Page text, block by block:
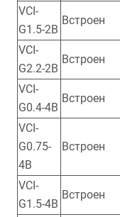
VCI-
G1.5-2B
Встроен
VCI-
G2.2-2B
Встроен
VCI-
G0.4-4B
Встроен
VCI-
G0.75-
4B
Встроен
VCI-
G1.5-4B
Встроен